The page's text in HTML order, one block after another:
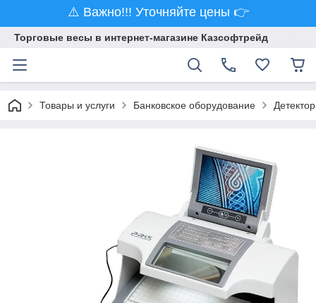
⚠️ Важно!!! Уточняйте цены 👉
Торговые весы в интернет-магазине Казсофтрейд
Товары и услуги Банковское оборудование